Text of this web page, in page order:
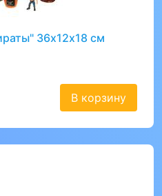
36х12х18 см
В корзину